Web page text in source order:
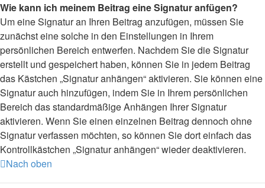
Wie kann ich meinem Beitrag eine Signatur anfügen?
Um eine Signatur an Ihren Beitrag anzufügen, müssen Sie
zunächst eine solche in den Einstellungen in Ihrem
persönlichen Bereich entwerfen. Nachdem Sie die Signatur
erstellt und gespeichert haben, können Sie in jedem Beitrag
das Kästchen „Signatur anhängen“ aktivieren. Sie können eine
Signatur auch hinzufügen, indem Sie in Ihrem persönlichen
Bereich das standardmäßige Anhängen Ihrer Signatur
aktivieren. Wenn Sie einen einzelnen Beitrag dennoch ohne
Signatur verfassen möchten, so können Sie dort einfach das
Kontrollkästchen „Signatur anhängen“ wieder deaktivieren.
Nach oben